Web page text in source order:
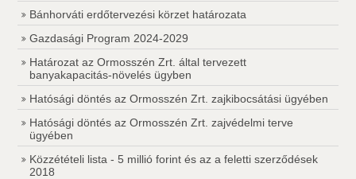
Bánhorváti erdőtervezési körzet határozata
Gazdasági Program 2024-2029
Határozat az Ormosszén Zrt. által tervezett
banyakapacitás-növelés ügyben
Hatósági döntés az Ormosszén Zrt. zajkibocsátási ügyében
Hatósági döntés az Ormosszén Zrt. zajvédelmi terve
ügyében
Közzétételi lista - 5 millió forint és az a feletti szerződések
2018